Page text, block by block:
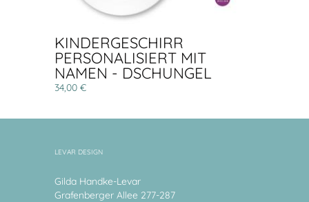
KINDERGESCHIRR
PERSONALISIERT MIT
NAMEN - DSCHUNGEL
34,00 €
LEVAR DESIGN
Gilda Handke-Levar
Grafenberger Allee 277-287